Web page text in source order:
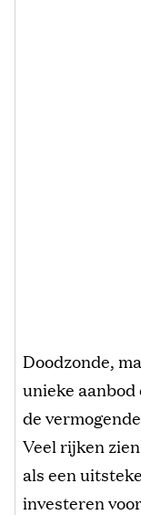
Doodzonde,
unieke
de
Veel rijken
als een
investeren